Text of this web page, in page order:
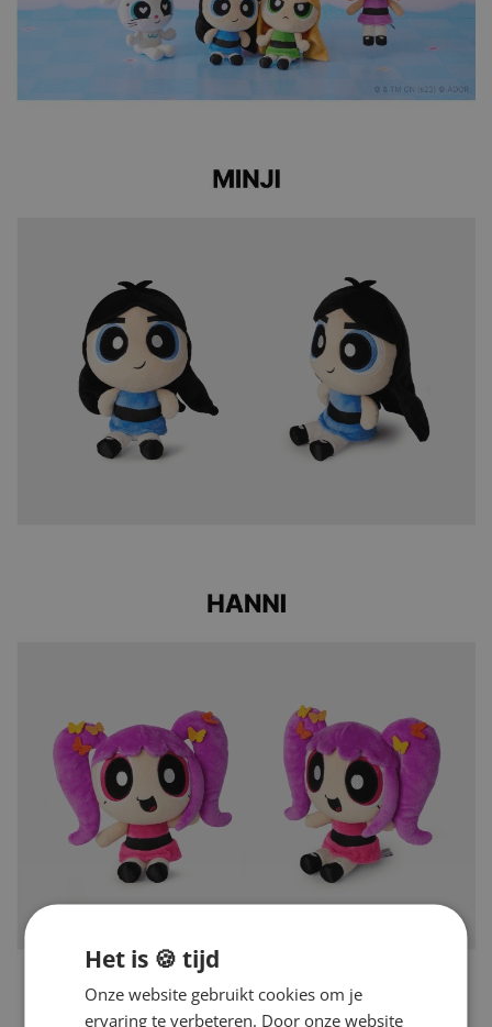
Het is 🍪 tijd
Onze website gebruikt cookies om je
ervaring te verbeteren. Door onze website